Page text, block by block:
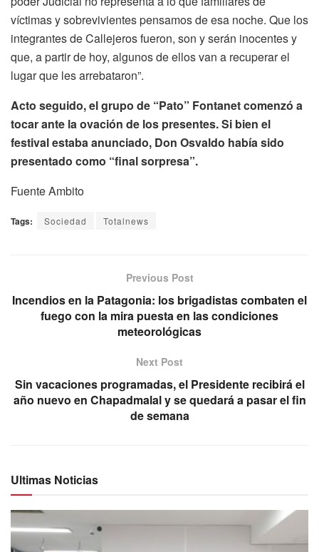
víctimas y sobrevivientes pensamos de esa noche. Que los
integrantes de Callejeros fueron, son y serán inocentes y
que, a partir de hoy, algunos de ellos van a recuperar el
lugar que les arrebataron”.
Acto seguido, el grupo de “Pato” Fontanet comenzó a
tocar ante la ovación de los presentes. Si bien el
festival estaba anunciado, Don Osvaldo había sido
presentado como “final sorpresa”.
Fuente Ambito
Tags: Sociedad Totalnews
Previous Post
Incendios en la Patagonia: los brigadistas combaten el
fuego con la mira puesta en las condiciones
meteorológicas
Next Post
Sin vacaciones programadas, el Presidente recibirá el
año nuevo en Chapadmalal y se quedará a pasar el fin
de semana
Ultimas Noticias